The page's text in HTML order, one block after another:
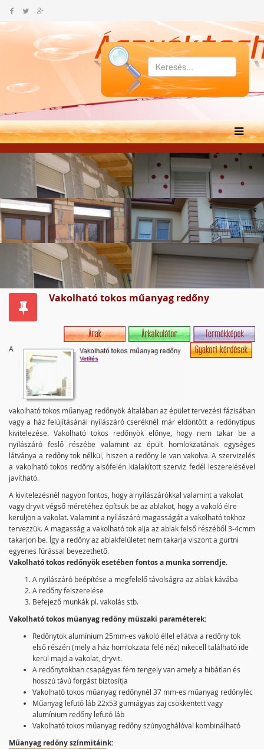
Vakolható tokos műanyag redőny
A
vakolható tokos műanyag redőnyök általában az épület tervezési fázisában
vagy a ház felújításánál nyílászáró cseréknél már eldöntött a redőnytípus
kivitelezése. Vakolható tokos redőnyök előnye, hogy nem takar be a
nyílászáró feslő részébe valamint az épült homlokzatának egységes
látványa a redőny tok nélkül, hiszen a redőny le van vakolva. A szervizelés
a vakolható tokos redőny alsófelén kialakított szerviz fedél leszerelésével
javítható.
A kivitelezésnél nagyon fontos, hogy a nyílászárókkal valamint a vakolat
vagy dryvit végső méretéhez építsük be az ablakot, hogy a vakoló élre
kerüljön a vakolat. Valamint a nyílászáró magasságát a vakolható tokhoz
tervezzük. A magasság a vakolható tok alja az ablak felső részéből 3-4cmm
takarjon be. Így a redőny az ablakfelületet nem takarja viszont a gurtni
egyenes fúrással bevezethető.
Vakolható tokos redőnyök esetében fontos a munka sorrendje.
A nyílászáró beépítése a megfelelő távolságra az ablak kávába
A redőny felszerelése
Befejező munkák pl. vakolás stb.
Vakolható tokos műanyag redőny műszaki paraméterek:
Redőnytok alumínium 25mm-es vakoló éllel ellátva a redőny tok
első részén (mely a ház homlokzata felé néz) nikecell található ide
kerül majd a vakolat, dryvit.
A redőnytokban csapágyas fém tengely van amely a hibátlan és
hosszú távú forgást biztosítja
Vakolható tokos műanyag redőnynél 37 mm-es műanyag redőnyléc
Műanyag lefutó láb 22x53 gumiágyas zaj csökkentett vagy
alumínium redőny lefutó láb
Vakolható tokos műanyag redőny szúnyoghálóval kombinálható
Műanyag redőny színmitáink: